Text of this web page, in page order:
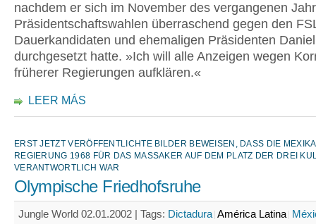
nachdem er sich im November des vergangenen
Präsidentschaftswahlen überraschend gegen den
Dauerkandidaten und ehemaligen Präsidenten
durchgesetzt hatte. »Ich will alle Anzeigen wegen
früherer Regierungen aufklären.«
LEER MÁS
ERST JETZT VERÖFFENTLICHTE BILDER BEWEISEN, DASS DIE
REGIERUNG 1968 FÜR DAS MASSAKER AUF DEM PLATZ DER DREI
VERANTWORTLICH WAR
Olympische Friedhofsruhe
Jungle World 02.01.2002 | Tags: Dictadura América Latina